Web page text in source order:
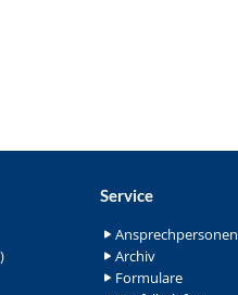
Service
Ansprechpersonen
Archiv
Formulare